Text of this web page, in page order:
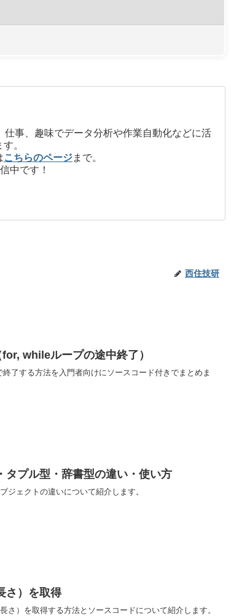
事、趣味でデータ分析や作業自動化などに活
。
こちらのページまで。
中です！
西住技研
whileループの途中終了）
了する方法を入門者向けにソースコード付きでまとめま
タプル型・辞書型の違い・使い方
ジェクトの違いについて紹介します。
さ）を取得
さ）を取得する方法とソースコードについて紹介します。